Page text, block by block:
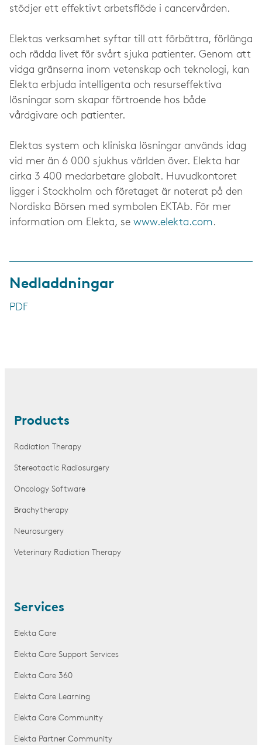
stödjer ett effektivt arbetsflöde i cancervården.
Elektas verksamhet syftar till att förbättra, förlänga
och rädda livet för svårt sjuka patienter. Genom att
vidga gränserna inom vetenskap och teknologi, kan
Elekta erbjuda intelligenta och resurseffektiva
lösningar som skapar förtroende hos både
vårdgivare och patienter.
Elektas system och kliniska lösningar används idag
vid mer än 6 000 sjukhus världen över. Elekta har
cirka 3 400 medarbetare globalt. Huvudkontoret
ligger i Stockholm och företaget är noterat på den
Nordiska Börsen med symbolen EKTAb. För mer
information om Elekta, se www.elekta.com.
Nedladdningar
PDF
Products
Radiation Therapy
Stereotactic Radiosurgery
Oncology Software
Brachytherapy
Neurosurgery
Veterinary Radiation Therapy
Services
Elekta Care
Elekta Care Support Services
Elekta Care 360
Elekta Care Learning
Elekta Care Community
Elekta Partner Community